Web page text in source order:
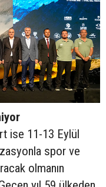
ise 11-13 Eylül
spor ve
olmanın